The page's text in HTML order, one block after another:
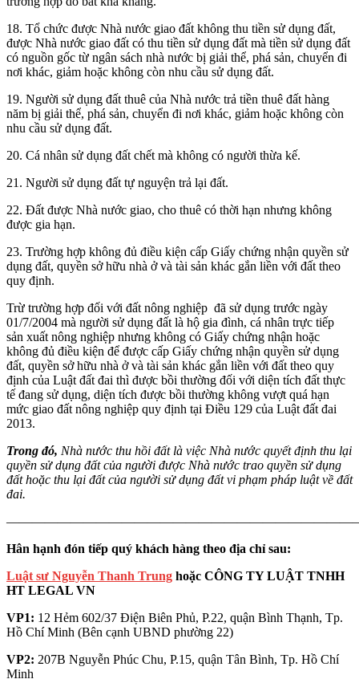
18. Tổ chức được Nhà nước giao đất không thu tiền sử dụng đất,
được Nhà nước giao đất có thu tiền sử dụng đất mà tiền sử dụng đất
có nguồn gốc từ ngân sách nhà nước bị giải thể, phá sản, chuyển đi
nơi khác, giảm hoặc không còn nhu cầu sử dụng đất.
19. Người sử dụng đất thuê của Nhà nước trả tiền thuê đất hàng
năm bị giải thể, phá sản, chuyển đi nơi khác, giảm hoặc không còn
nhu cầu sử dụng đất.
20. Cá nhân sử dụng đất chết mà không có người thừa kế.
21. Người sử dụng đất tự nguyện trả lại đất.
22. Đất được Nhà nước giao, cho thuê có thời hạn nhưng không
được gia hạn.
23. Trường hợp không đủ điều kiện cấp Giấy chứng nhận quyền sử
dụng đất, quyền sở hữu nhà ở và tài sản khác gắn liền với đất theo
quy định.
Trừ trường hợp đối với đất nông nghiệp đã sử dụng trước ngày
01/7/2004 mà người sử dụng đất là hộ gia đình, cá nhân trực tiếp
sản xuất nông nghiệp nhưng không có Giấy chứng nhận hoặc
không đủ điều kiện để được cấp Giấy chứng nhận quyền sử dụng
đất, quyền sở hữu nhà ở và tài sản khác gắn liền với đất theo quy
định của Luật đất đai thì được bồi thường đối với diện tích đất thực
tế đang sử dụng, diện tích được bồi thường không vượt quá hạn
mức giao đất nông nghiệp quy định tại Điều 129 của Luật đất đai
2013.
Trong đó, Nhà nước thu hồi đất là việc Nhà nước quyết định thu lại
quyền sử dụng đất của người được Nhà nước trao quyền sử dụng
đất hoặc thu lại đất của người sử dụng đất vi phạm pháp luật về đất
đai.
Hân hạnh đón tiếp quý khách hàng theo địa chỉ sau:
Luật sư Nguyễn Thanh Trung hoặc CÔNG TY LUẬT TNHH
HT LEGAL VN
VP1: 12 Hẻm 602/37 Điện Biên Phủ, P.22, quận Bình Thạnh, Tp.
Hồ Chí Minh (Bên cạnh UBND phường 22)
VP2: 207B Nguyễn Phúc Chu, P.15, quận Tân Bình, Tp. Hồ Chí
Minh